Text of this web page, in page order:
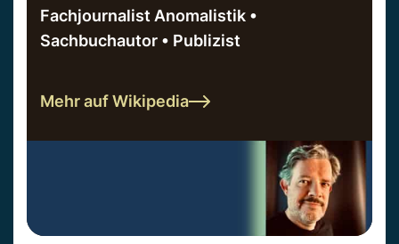
Fachjournalist Anomalistik •
Sachbuchautor • Publizist
Mehr auf Wikipedia